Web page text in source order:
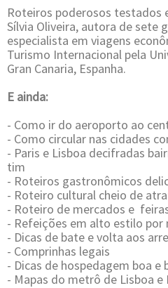
Roteiros poderosos testados
Sílvia Oliveira, autora de sete
especialista em viagens
Turismo Internacional pela
Gran Canaria, Espanha.
E ainda:
- Como ir do aeroporto ao
- Como circular nas cidades
- Paris e Lisboa decifradas
tim
- Roteiros gastronômicos
- Roteiro cultural cheio de
- Roteiro de mercados e
- Refeições em alto estilo por
- Dicas de bate e volta aos
- Comprinhas legais
- Dicas de hospedagem boa e
- Mapas do metrô de Lisboa e